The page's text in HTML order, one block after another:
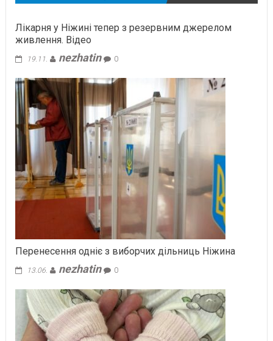
Лікарня у Ніжині тепер з резервним джерелом
живлення. Відео
19.11. nezhatin 0
Перенесення одніє з виборчих дільниць Ніжина
13.06. nezhatin 0